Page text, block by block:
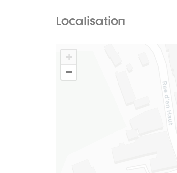
Localisation
+
−